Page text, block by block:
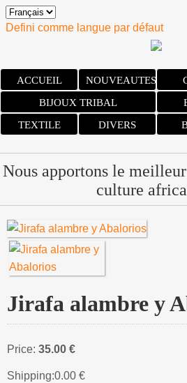
Defini comme langue par défaut
ACCUEIL NOUVEAUTES
BIJOUX TRIBAL
TEXTILE
DIVERS
Nous apportons le
culture
Jirafa alambre y
Price: 35.00 €
Shipping:0.00 €